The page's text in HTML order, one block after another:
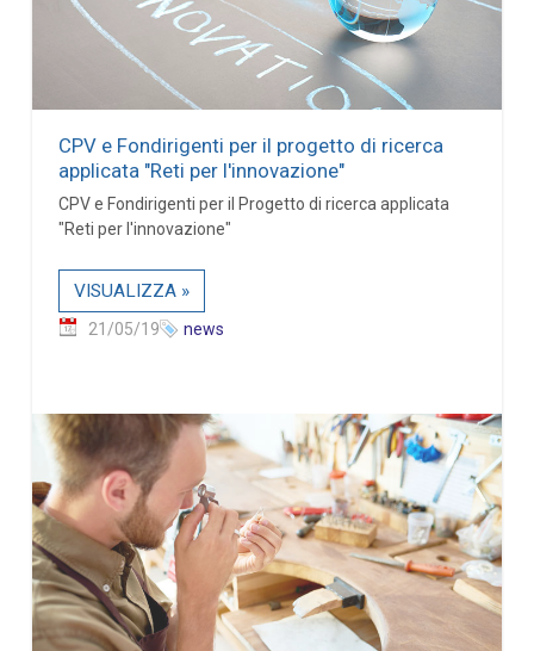
CPV e Fondirigenti per il progetto di ricerca
applicata "Reti per l'innovazione"
CPV e Fondirigenti per il Progetto di ricerca applicata
"Reti per l'innovazione"
VISUALIZZA »
21/05/19 news